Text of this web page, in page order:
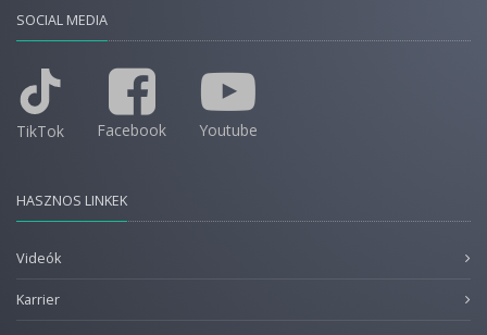
SOCIAL MEDIA
TikTok Facebook Youtube
HASZNOS LINKEK
Videók
Karrier